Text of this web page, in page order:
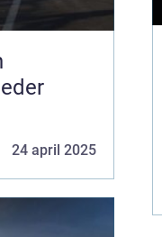
24 april 2025